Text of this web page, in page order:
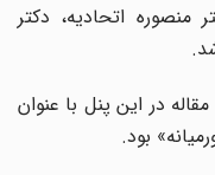
اتحادیه، دکتر
در این پنل با عنوان
بود.